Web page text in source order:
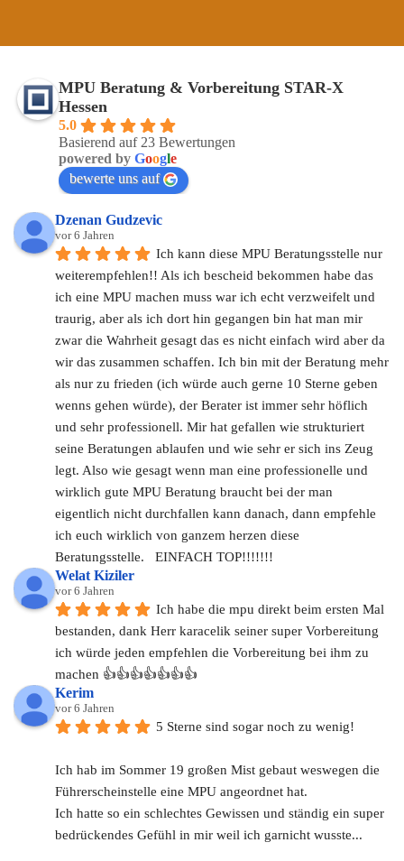
MPU Beratung & Vorbereitung STAR-X
Hessen
5.0
Basierend auf 23 Bewertungen
powered by Google
bewerte uns auf
Dzenan Gudzevic
vor 6 Jahren
Ich kann diese MPU Beratungsstelle nur
weiterempfehlen!! Als ich bescheid bekommen habe das
ich eine MPU machen muss war ich echt verzweifelt und
traurig, aber als ich dort hin gegangen bin hat man mir
zwar die Wahrheit gesagt das es nicht einfach wird aber da
wir das zusammen schaffen. Ich bin mit der Beratung mehr
als nur zu frieden (ich würde auch gerne 10 Sterne geben
wenns gehen würde), der Berater ist immer sehr höflich
und sehr professionell. Mir hat gefallen wie strukturiert
seine Beratungen ablaufen und wie sehr er sich ins Zeug
legt. Also wie gesagt wenn man eine professionelle und
wirklich gute MPU Beratung braucht bei der man
eigentlich nicht durchfallen kann danach, dann empfehle
ich euch wirklich von ganzem herzen diese
Beratungsstelle.   EINFACH TOP!!!!!!!
Welat Kiziler
vor 6 Jahren
Ich habe die mpu direkt beim ersten Mal
bestanden, dank Herr karacelik seiner super Vorbereitung
ich würde jeden empfehlen die Vorbereitung bei ihm zu
machen 👍👍👍👍👍👍👍
Kerim
vor 6 Jahren
5 Sterne sind sogar noch zu wenig!
Ich hab im Sommer 19 großen Mist gebaut weswegen die
Führerscheinstelle eine MPU angeordnet hat.
Ich hatte so ein schlechtes Gewissen und ständig ein super
bedrückendes Gefühl in mir weil ich garnicht wusste...